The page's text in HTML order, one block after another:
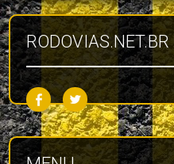
RODOVIAS.NET.BR